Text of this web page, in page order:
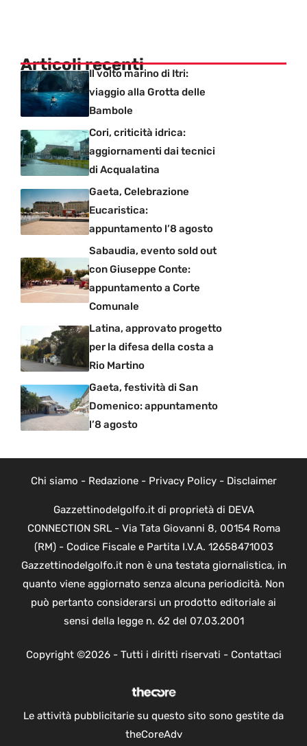
Articoli recenti
Il volto marino di Itri:
viaggio alla Grotta delle
Bambole
Cori, criticità idrica:
aggiornamenti dai tecnici
di Acqualatina
Gaeta, Celebrazione
Eucaristica:
appuntamento l’8 agosto
Sabaudia, evento sold out
con Giuseppe Conte:
appuntamento a Corte
Comunale
Latina, approvato progetto
per la difesa della costa a
Rio Martino
Gaeta, festività di San
Domenico: appuntamento
l’8 agosto
Chi siamo - Redazione- Privacy Policy- Disclaimer
Gazzettinodelgolfo.it di proprietà di DEVA
CONNECTION SRL - Via Tata Giovanni 8, 00154 Roma
(RM) - Codice Fiscale e Partita I.V.A. 12658471003
Gazzettinodelgolfo.it non è una testata giornalistica, in
quanto viene aggiornato senza alcuna periodicità. Non
può pertanto considerarsi un prodotto editoriale ai
sensi della legge n. 62 del 07.03.2001
Copyright ©2026 - Tutti i diritti riservati - Contattaci
Le attività pubblicitarie su questo sito sono gestite da
theCoreAdv